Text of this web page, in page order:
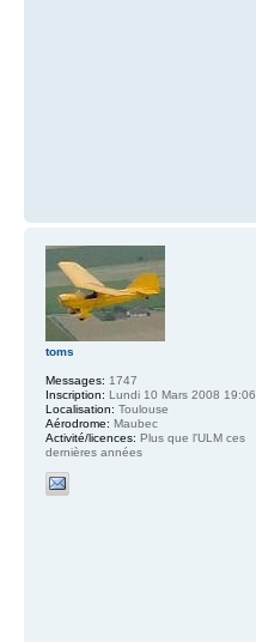
toms
Messages: 1747
Inscription: Lundi 10 Mars 2008 19:06
Localisation: Toulouse
Aérodrome: Maubec
Activité/licences: Plus que l'ULM ces
dernières années